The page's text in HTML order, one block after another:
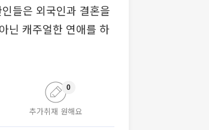
들은 외국인과 결혼을
닌 캐주얼한 연애를 하
추가취재 원해요
0